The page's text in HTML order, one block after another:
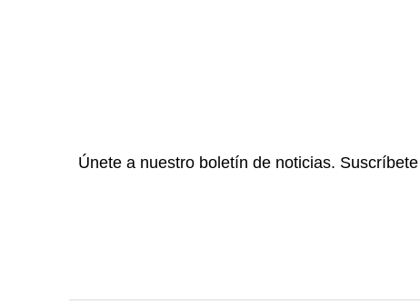
Únete a nuestro boletín de noticias.